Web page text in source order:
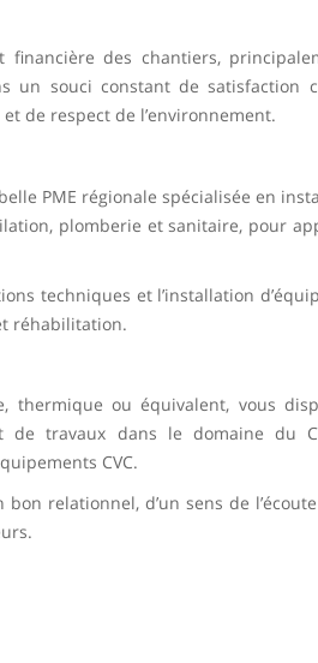
financière des chantiers,
un souci constant de satisfaction
de respect de l’environnement.
PME régionale spécialisée en
plomberie et sanitaire, pour
techniques et l’installation
réhabilitation.
ou équivalent, vous
travaux dans le domaine du
CVC.
relationnel, d’un sens de